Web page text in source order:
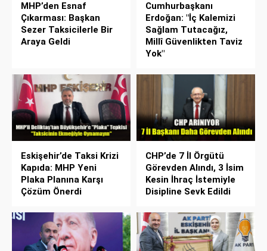
MHP’den Esnaf
Çıkarması: Başkan
Sezer Taksicilerle Bir
Araya Geldi
Cumhurbaşkanı
Erdoğan: "İç Kalemizi
Sağlam Tutacağız,
Millî Güvenlikten Taviz
Yok"
Eskişehir’de Taksi Krizi
Kapıda: MHP Yeni
Plaka Planına Karşı
Çözüm Önerdi
CHP’de 7 İl Örgütü
Görevden Alındı, 3 İsim
Kesin İhraç İstemiyle
Disipline Sevk Edildi